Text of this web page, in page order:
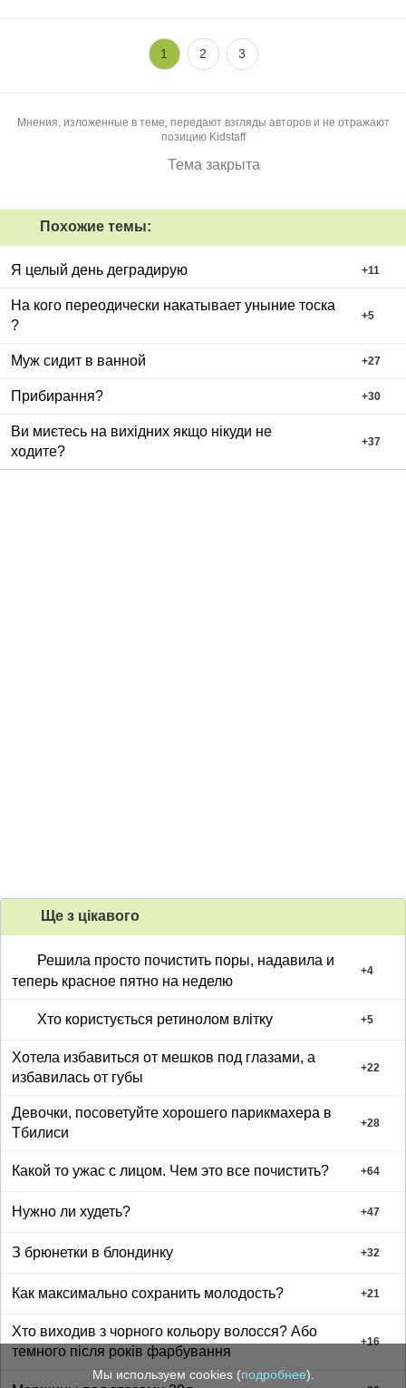
1 2 3
Мнения, изложенные в теме, передают взгляды авторов и не отражают
позицию Kidstaff
Тема закрыта
Похожие темы:
Я целый день деградирую +11
На кого переодически накатывает уныние тоска
?
+5
Муж сидит в ванной +27
Прибирання? +30
Ви миєтесь на вихідних якщо нікуди не
ходите?
+37
Ще з цiкавого
Решила просто почистить поры, надавила и
теперь красное пятно на неделю
+4
Хто користується ретинолом влітку +5
Хотела избавиться от мешков под глазами, а
избавилась от губы
+22
Девочки, посоветуйте хорошего парикмахера в
Тбилиси
+28
Какой то ужас с лицом. Чем это все почистить? +64
Нужно ли худеть? +47
З брюнетки в блондинку +32
Как максимально сохранить молодость? +21
Хто виходив з чорного кольору волосся? Або
темного після років фарбування
+16
Мы используем cookies (подробнее).